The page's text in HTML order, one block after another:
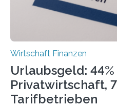
Wirtschaft Finanzen
Urlaubsgeld:
Privatwirtschaft,
Tarifbetrieben